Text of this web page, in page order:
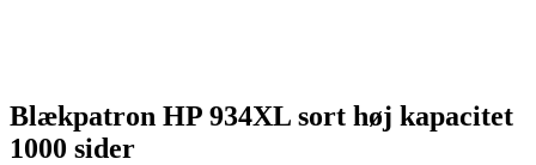
Blækpatron HP 934XL sort høj kapacitet
1000 sider